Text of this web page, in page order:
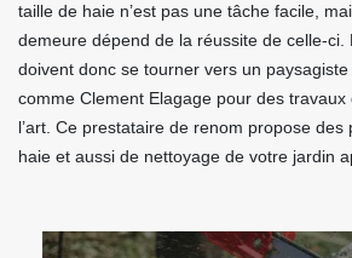
taille de haie n’est pas une tâche facile,
demeure dépend de la réussite de celle-ci.
doivent donc se tourner vers un
comme Clement Elagage pour des
l’art. Ce prestataire de renom propose
haie et aussi de nettoyage de votre jardin